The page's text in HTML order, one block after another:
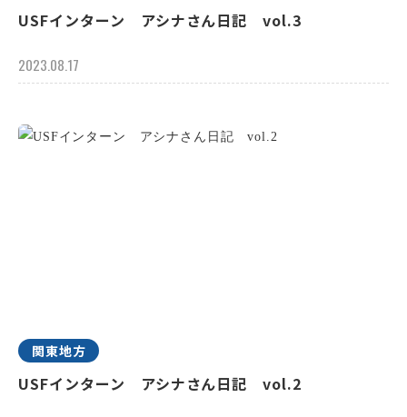
USFインターン アシナさん日記 vol.3
2023.08.17
関東地方
USFインターン アシナさん日記 vol.2